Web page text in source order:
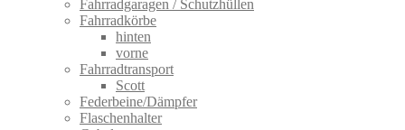
Fahrradgaragen / Schutzhüllen
Fahrradkörbe
hinten
vorne
Fahrradtransport
Scott
Federbeine/Dämpfer
Flaschenhalter